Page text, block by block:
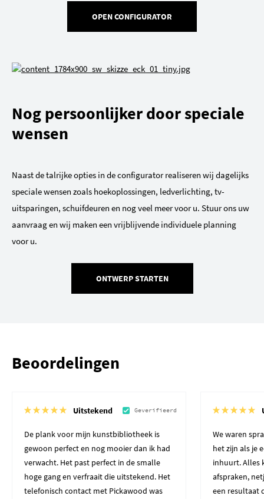
OPEN CONFIGURATOR
Nog persoonlijker door speciale
wensen
Naast de talrijke opties in de configurator realiseren wij dagelijks
speciale wensen zoals hoekoplossingen, ledverlichting, tv-
uitsparingen, schuifdeuren en nog veel meer voor u. Stuur ons uw
aanvraag en wij maken een vrijblijvende individuele planning
voor u.
ONTWERP STARTEN
Beoordelingen
Uitstekend Geverifieerd
De plank voor mijn kunstbibliotheek is
gewoon perfect en nog mooier dan ik had
verwacht. Het past perfect in de smalle
hoge gang en verfraait die uitstekend. Het
telefonisch contact met Pickawood was
We waren
het zijn als je
inhuurt. Alles
afspraken,
een resultaat